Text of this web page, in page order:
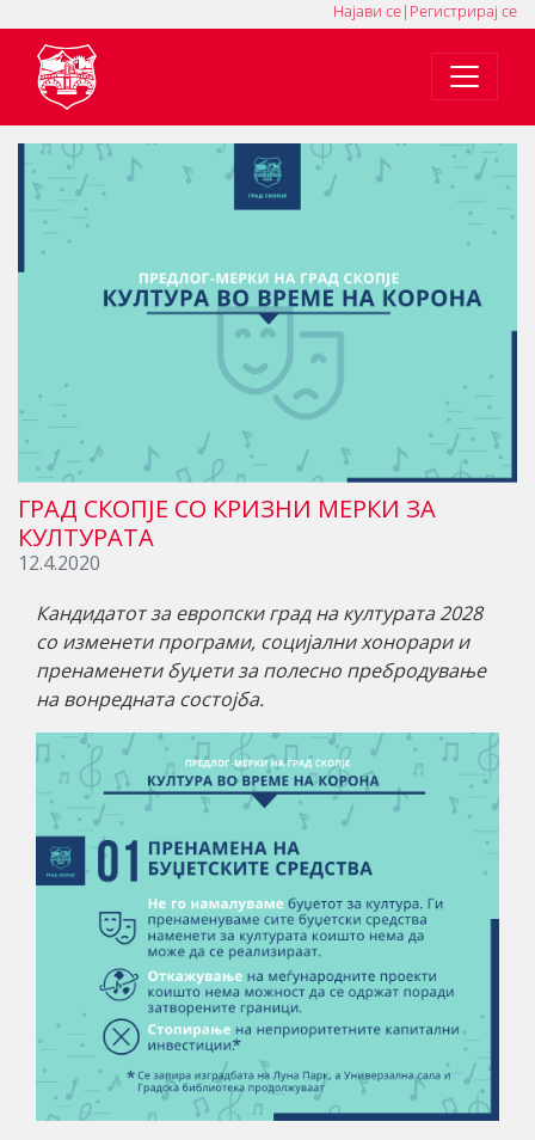
Регистрирај се
|
Најави се
ГРАД СКОПЈЕ СО КРИЗНИ МЕРКИ ЗА
КУЛТУРАТА
12.4.2020
Кандидатот за европски град на културата 2028
со изменети програми, социјални хонорари и
пренаменети буџети за полесно пребродување
на вонредната состојба.